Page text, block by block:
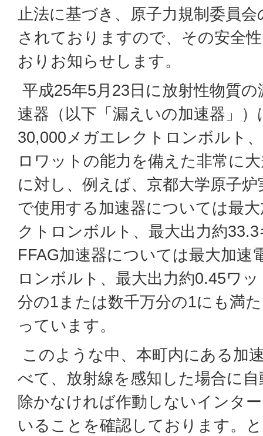
止法に基づき、原子力規制委員
されておりますので、その安全
おりお知らせします。
平成25年5月23日に放射性物質
速器（以下「漏えいの加速器」
30,000メガエレクトロンボルト
ロワットの能力を備えた非常に
に対し、例えば、京都大学原子
で使用する加速器については最
クトロンボルト、最大出力約
FFAG加速器については最大加速
ロンボルト、最大出力約0.45ワ
分の1または数千万分の1にも満
っています。
このような中、本町内にある加
べて、放射線を感知した場合に
除かなければ作動しないインタ
いることを確認しております。